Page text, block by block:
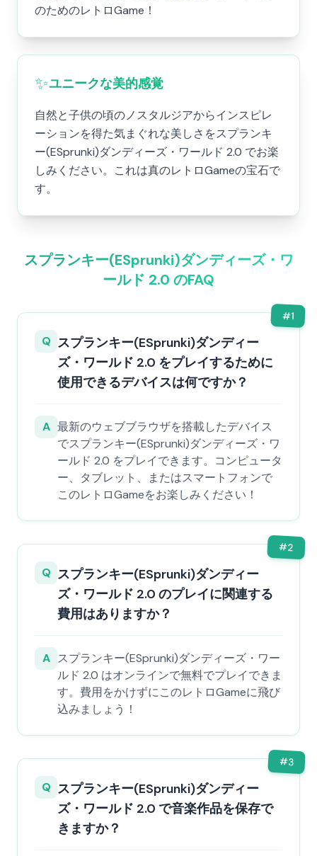
のためのレトロGame！
✨ユニークな美的感覚
自然と子供の頃のノスタルジアからインスピレ
ーションを得た気まぐれな美しさをスプランキ
ー(ESprunki)ダンディーズ・ワールド 2.0 でお楽
しみください。これは真のレトロGameの宝石で
す。
スプランキー(ESprunki)ダンディーズ・ワ
ールド 2.0 のFAQ
#1
Q スプランキー(ESprunki)ダンディー
ズ・ワールド 2.0 をプレイするために
使用できるデバイスは何ですか？
A 最新のウェブブラウザを搭載したデバイス
でスプランキー(ESprunki)ダンディーズ・ワ
ールド 2.0 をプレイできます。コンピュータ
ー、タブレット、またはスマートフォンで
このレトロGameをお楽しみください！
#2
Q スプランキー(ESprunki)ダンディー
ズ・ワールド 2.0 のプレイに関連する
費用はありますか？
A スプランキー(ESprunki)ダンディーズ・ワー
ルド 2.0 はオンラインで無料でプレイできま
す。費用をかけずにこのレトロGameに飛び
込みましょう！
#3
Q スプランキー(ESprunki)ダンディー
ズ・ワールド 2.0 で音楽作品を保存で
きますか？